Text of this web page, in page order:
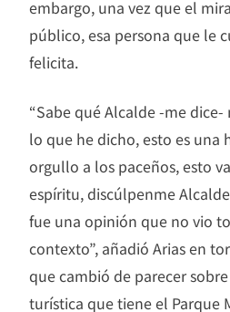
embargo, una vez que el
público, esa persona que le
felicita.
“Sabe qué Alcalde -me
lo que he dicho, esto es una
orgullo a los paceños, esto
espíritu, discúlpenme
fue una opinión que no vio
contexto”, añadió Arias en
que cambió de parecer
turística que tiene el Parque